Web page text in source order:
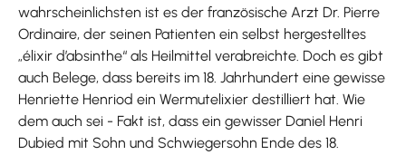
wahrscheinlichsten ist es der französische Arzt Dr. Pierre
Ordinaire, der seinen Patienten ein selbst hergestelltes
„élixir d’absinthe“ als Heilmittel verabreichte. Doch es gibt
auch Belege, dass bereits im 18. Jahrhundert eine gewisse
Henriette Henriod ein Wermutelixier destilliert hat. Wie
dem auch sei - Fakt ist, dass ein gewisser Daniel Henri
Dubied mit Sohn und Schwiegersohn Ende des 18.